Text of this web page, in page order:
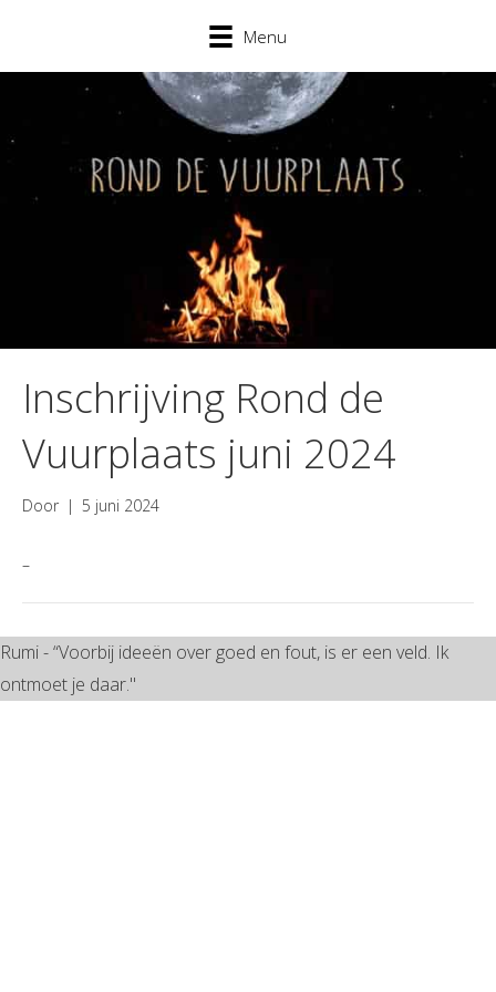
Menu
Inschrijving Rond de
Vuurplaats juni 2024
Door | 5 juni 2024
–
Rumi - “Voorbij ideeën over goed en fout, is er een veld. Ik
ontmoet je daar."